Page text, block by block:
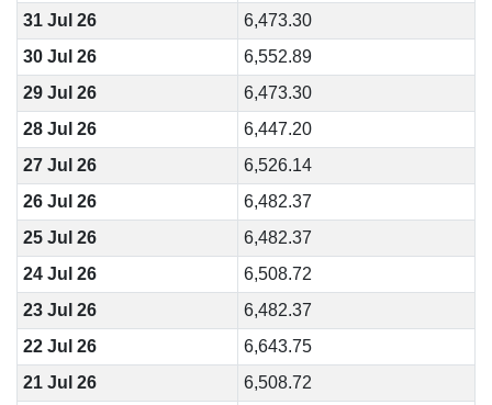
31 Jul 26
6,473.30
30 Jul 26
6,552.89
29 Jul 26
6,473.30
28 Jul 26
6,447.20
27 Jul 26
6,526.14
26 Jul 26
6,482.37
25 Jul 26
6,482.37
24 Jul 26
6,508.72
23 Jul 26
6,482.37
22 Jul 26
6,643.75
21 Jul 26
6,508.72